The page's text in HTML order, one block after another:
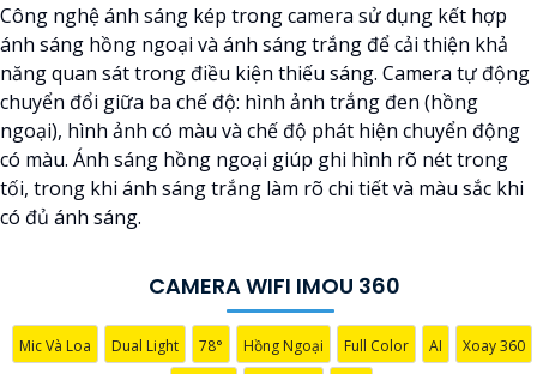
về chất lượng hình ảnh. Hãy trải nghiệm công nghệ hiện đại
và an ninh tối ưu với Camera wifi 360 hình ảnh sắc nét của
chúng tôi ngay hôm nay!"
Công nghệ ánh sáng kép trong camera sử dụng kết hợp
ánh sáng hồng ngoại và ánh sáng trắng để cải thiện khả
năng quan sát trong điều kiện thiếu sáng. Camera tự động
chuyển đổi giữa ba chế độ: hình ảnh trắng đen (hồng
ngoại), hình ảnh có màu và chế độ phát hiện chuyển động
có màu. Ánh sáng hồng ngoại giúp ghi hình rõ nét trong
tối, trong khi ánh sáng trắng làm rõ chi tiết và màu sắc khi
có đủ ánh sáng.
CAMERA WIFI IMOU 360
Mic Và Loa Dual Light 78° Hồng Ngoại Full Color AI Xoay 360